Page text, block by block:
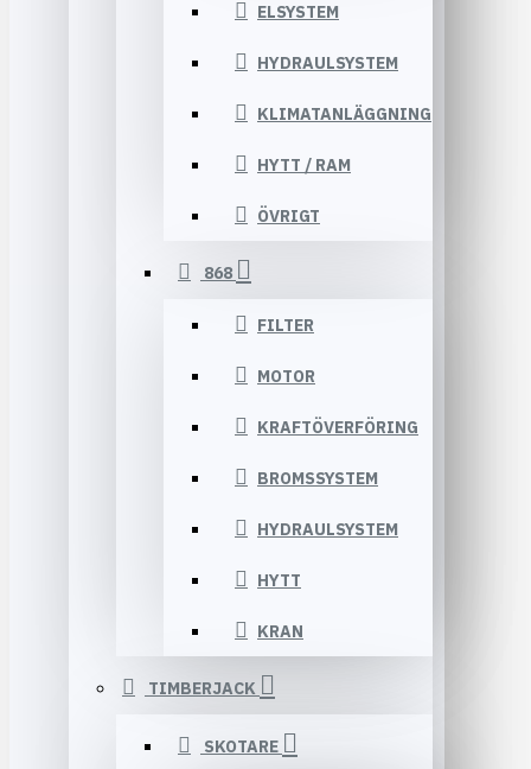
ELSYSTEM
HYDRAULSYSTEM
KLIMATANLÄGGNING
HYTT / RAM
ÖVRIGT
868
FILTER
MOTOR
KRAFTÖVERFÖRING
BROMSSYSTEM
HYDRAULSYSTEM
HYTT
KRAN
TIMBERJACK
SKOTARE